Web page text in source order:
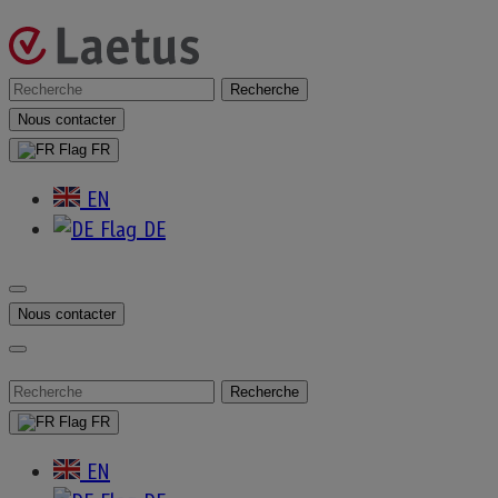
Skip
to
content
Laetus
–
France
Rechercher
: Nous contacter
FR
EN
DE
Nous contacter
Rechercher
:
FR
EN
Applications